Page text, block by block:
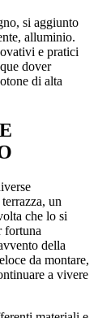
si aggiunto
alluminio.
e pratici
dover
di alta
un
che lo si
fortuna
della
da montare,
a vivere